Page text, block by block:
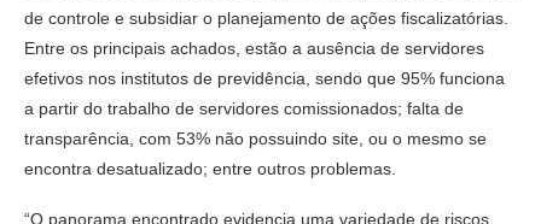
de controle e subsidiar o planejamento de ações fiscalizatórias.
Entre os principais achados, estão a ausência de servidores
efetivos nos institutos de previdência, sendo que 95% funciona
a partir do trabalho de servidores comissionados; falta de
transparência, com 53% não possuindo site, ou o mesmo se
encontra desatualizado; entre outros problemas.
“O panorama encontrado evidencia uma variedade de riscos,